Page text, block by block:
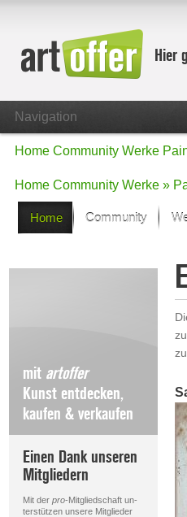
Hier
Navigation
Home Community Werke
Home Community Werke »
Home Community
mit artoffer
Kunst entdecken,
kaufen & verkaufen
Einen Dank unseren
Mitgliedern
Mit der pro-Mitgliedschaft un-
terstützen unsere Mitglieder